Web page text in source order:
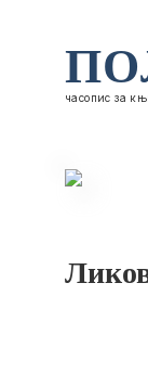
часопис за